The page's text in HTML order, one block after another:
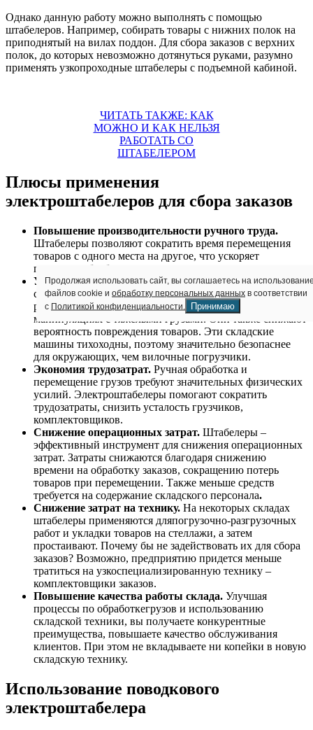
Однако данную работу можно выполнять с помощью
штабелеров. Например, собирать товары с нижних полок на
приподнятый на вилах поддон. Для сбора заказов с верхних
полок, до которых невозможно дотянуться руками, разумно
применять узкопроходные штабелеры с подъемной кабиной.
ЧИТАТЬ ТАКЖЕ: КАК
МОЖНО И КАК НЕЛЬЗЯ
РАБОТАТЬ СО
ШТАБЕЛЕРОМ
Плюсы применения
электроштабелеров для сбора заказов
Повышение производительности ручного труда.
Штабелеры позволяют сократить время перемещения
товаров с одного места на другое, что ускоряет
процессы обработки заказов.
Увеличение безопасности операций.Безопасность на
складе – приоритетная задача. Штабелеры уменьшают
риск травм, которые случаются при ручных
манипуляциях с тяжелыми грузами. Они также снижают
вероятность повреждения товаров. Эти складские
машины тихоходны, поэтому значительно безопаснее
для окружающих, чем вилочные погрузчики.
Экономия трудозатрат. Ручная обработка и
перемещение грузов требуют значительных физических
усилий. Электроштабелеры помогают сократить
трудозатраты, снизить усталость грузчиков,
комплектовщиков.
Снижение операционных затрат. Штабелеры –
эффективный инструмент для снижения операционных
затрат. Затраты снижаются благодаря снижению
времени на обработку заказов, сокращению потерь
товаров при перемещении. Также меньше средств
требуется на содержание складского персонала.
Снижение затрат на технику. На некоторых складах
штабелеры применяются дляпогрузочно-разгрузочных
работ и укладки товаров на стеллажи, а затем
простаивают. Почему бы не задействовать их для сбора
заказов? Возможно, предприятию придется меньше
тратиться на узкоспециализированную технику –
комплектовщики заказов.
Повышение качества работы склада. Улучшая
процессы по обработкегрузов и использованию
складской техники, вы получаете конкурентные
преимущества, повышаете качество обслуживания
клиентов. При этом не вкладываете ни копейки в новую
складскую технику.
Использование поводкового
электроштабелера
Продолжая использовать сайт, вы соглашаетесь на
файлов cookie и обработку персональных данных в соответствии
с Политикой конфиденциальности. Принимаю